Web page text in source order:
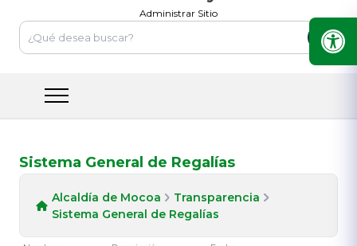
Administrar Sitio
Sistema General de Regalías
Alcaldía de Mocoa
Transparencia
Sistema General de Regalías